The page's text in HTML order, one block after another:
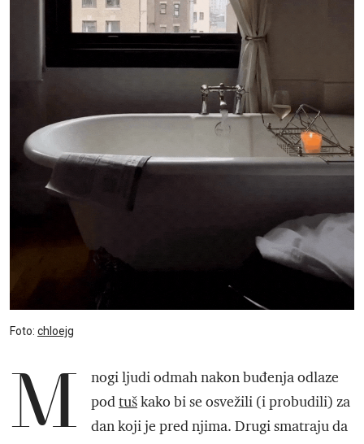
Foto: chloejg
M
nogi ljudi odmah nakon buđenja odlaze
podtuškako bi se osvežili (i probudili) za
dan koji je pred njima. Drugi smatraju da